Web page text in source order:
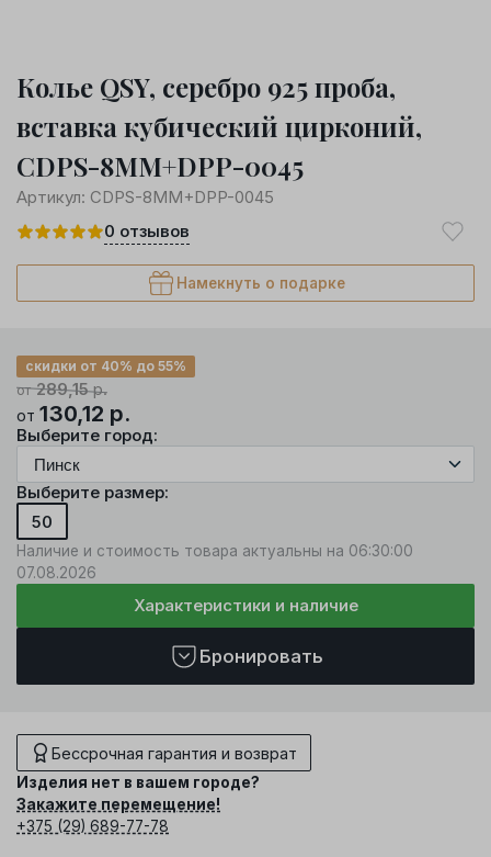
Колье QSY, серебро 925 проба,
вставка кубический цирконий,
CDPS-8MM+DPP-0045
Артикул: CDPS-8MM+DPP-0045
0 отзывов
Намекнуть о подарке
от289,15р.
скидки от 40% до 55%
от 130,12 р.
Выберите город:
Выберите размер:
50
Наличие и стоимость товара актуальны на 06:30:00
07.08.2026
Характеристики и наличие
Бронировать
Бессрочная гарантия и возврат
Изделия нет в вашем городе?
Закажите перемещение!
+375 (29) 689-77-78